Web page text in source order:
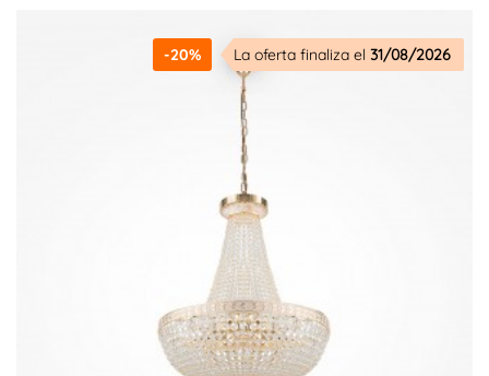
-20% La oferta finaliza el 31/08/2026